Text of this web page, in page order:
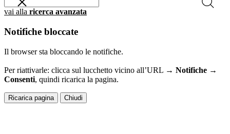
vai alla ricerca avanzata
Notifiche bloccate
Il browser sta bloccando le notifiche.
Per riattivarle: clicca sul lucchetto vicino all’URL → Notifiche →
Consenti, quindi ricarica la pagina.
Ricarica pagina Chiudi